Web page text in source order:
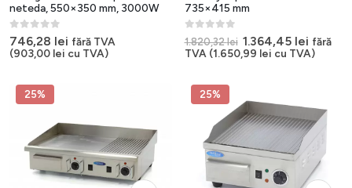
neteda, 550×350 mm, 3000W
0out of 5
746,28 lei fără TVA
(903,00 lei cu TVA)
735×415 mm
0 out of 5
1.820,32lei Prețul
inițial
1.364,45 lei Prețul
curent
fără
TVA (1.650,99 lei cu TVA)
25% 25%